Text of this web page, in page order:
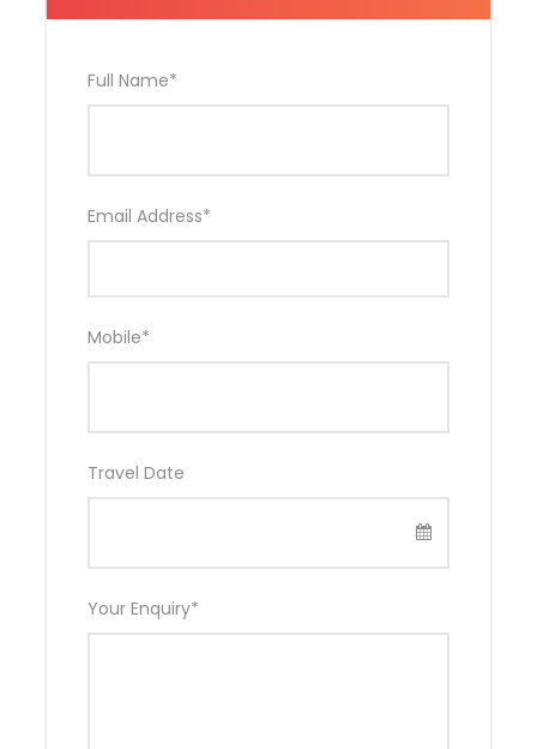
Full Name*
Email Address*
Mobile*
Travel Date
Your Enquiry*
~ 最少 2人成立出发
Map